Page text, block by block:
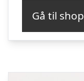
Gå til shop